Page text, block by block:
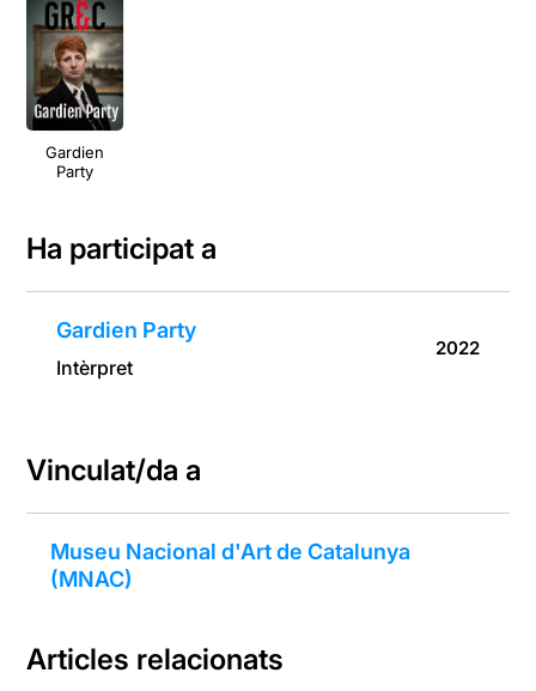
Gardien
Party
Ha participat a
Gardien Party
Intèrpret
2022
Vinculat/da a
Museu Nacional d'Art de Catalunya
(MNAC)
Articles relacionats